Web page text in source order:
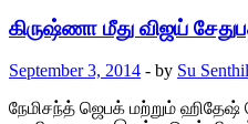
கிருஷ்ணா மீது விஜய்
September 3, 2014 - by Su
நேமிசந்த் ஜெபக் மற்றும்